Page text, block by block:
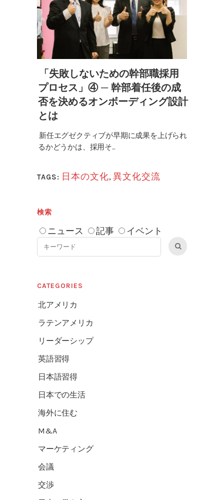
「失敗しないための幹部職採用
プロセス」④ ─ 幹部着任後の成
否を決めるオンボーディング設計
とは
新任エグゼクティブが早期に成果を上げられ
るかどうかは、採用そ...
TAGS: 日本の文化,異文化交流
検索
ニュース 記事 イベント
CATEGORIES
北アメリカ
ラテンアメリカ
リーダーシップ
英語習得
日本語習得
日本での生活
海外に住む
M&A
マーケティング
会議
交渉